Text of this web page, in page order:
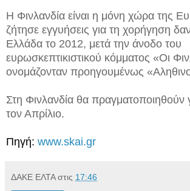
Η Φινλανδία είναι η μόνη χώρα της
ζήτησε εγγυήσεις για τη χορήγηση
Ελλάδα το 2012, μετά την άνοδο του
ευρωσκεπτικιστικού κόμματος «Οι
ονομάζονταν προηγουμένως
Στη Φινλανδία θα πραγματοποιηθούν
τον Απρίλιο.
Πηγή: www.skai.gr
ΔΑΚΕ ΕΛΤΑ στις 17:46